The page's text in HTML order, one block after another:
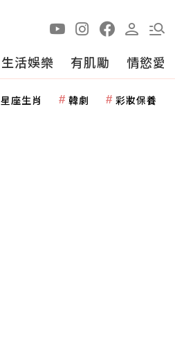
生活娛樂 有肌勵 情慾愛
星座生肖 韓劇 彩妝保養